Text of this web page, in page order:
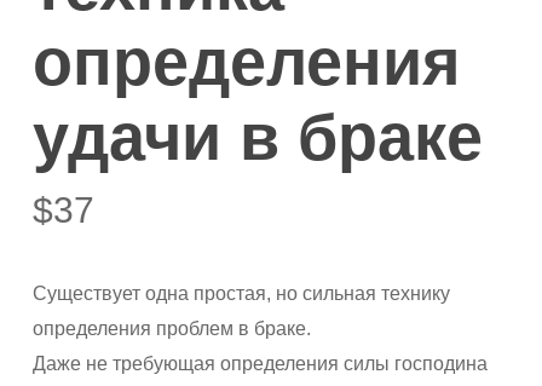
определения
удачи в браке
$37
Существует одна простая, но сильная технику
определения проблем в браке.
Даже не требующая определения силы господина